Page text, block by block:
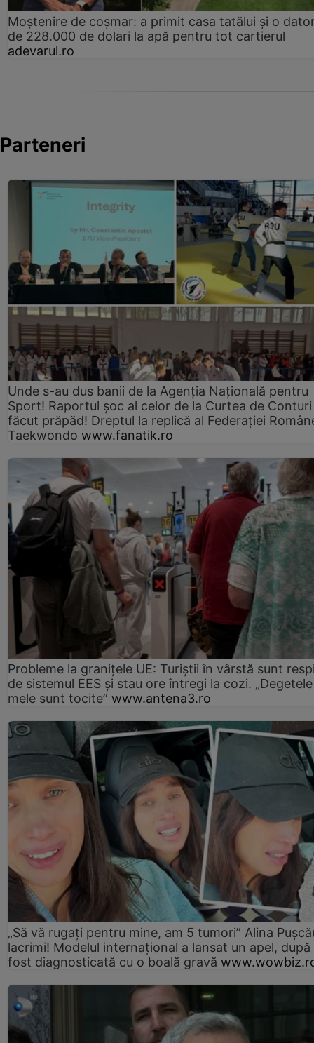
Moștenire de coșmar: a primit casa tatălui și o
de 228.000 de dolari la apă pentru tot cartierul
adevarul.ro
Parteneri
Unde s-au dus banii de la Agenția Națională pentru
Sport! Raportul șoc al celor de la Curtea de Conturi
făcut prăpăd! Dreptul la replică al Federației
Taekwondo www.fanatik.ro
Probleme la granițele UE: Turiștii în vârstă sunt
de sistemul EES și stau ore întregi la cozi. „Degetele
mele sunt tocite” www.antena3.ro
„Să vă rugați pentru mine, am 5 tumori” Alina
lacrimi! Modelul internațional a lansat un apel, după
fost diagnosticată cu o boală gravă